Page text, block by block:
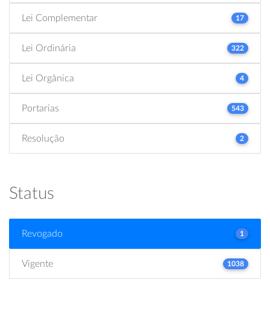
Lei Complementar 17
Lei Ordinária 322
Lei Orgânica 4
Portarias 543
Resolução 2
Status
Revogado 1
Vigente 1038